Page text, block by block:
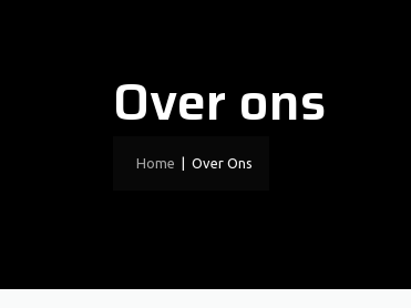
Over ons
Home Over Ons